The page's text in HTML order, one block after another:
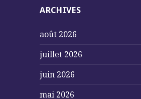
ARCHIVES
août 2026
juillet 2026
juin 2026
mai 2026